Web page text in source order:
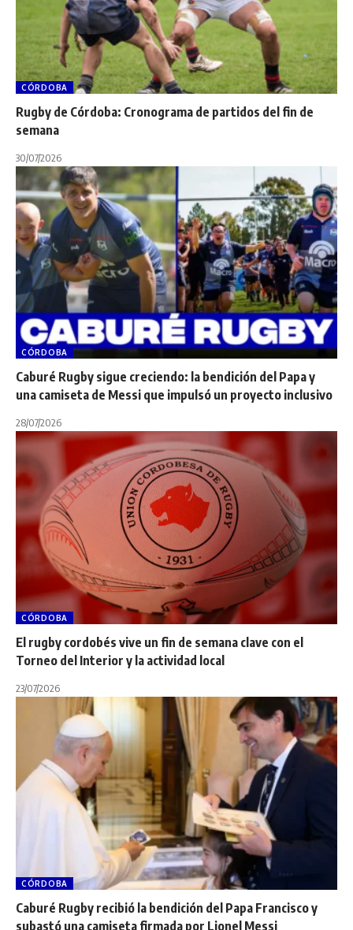
CÓRDOBA
Rugby de Córdoba: Cronograma de partidos del fin de
semana
30/07/2026
CÓRDOBA
Caburé Rugby sigue creciendo: la bendición del Papa y
una camiseta de Messi que impulsó un proyecto inclusivo
28/07/2026
CÓRDOBA
El rugby cordobés vive un fin de semana clave con el
Torneo del Interior y la actividad local
23/07/2026
CÓRDOBA
Caburé Rugby recibió la bendición del Papa Francisco y
subastó una camiseta firmada por Lionel Messi